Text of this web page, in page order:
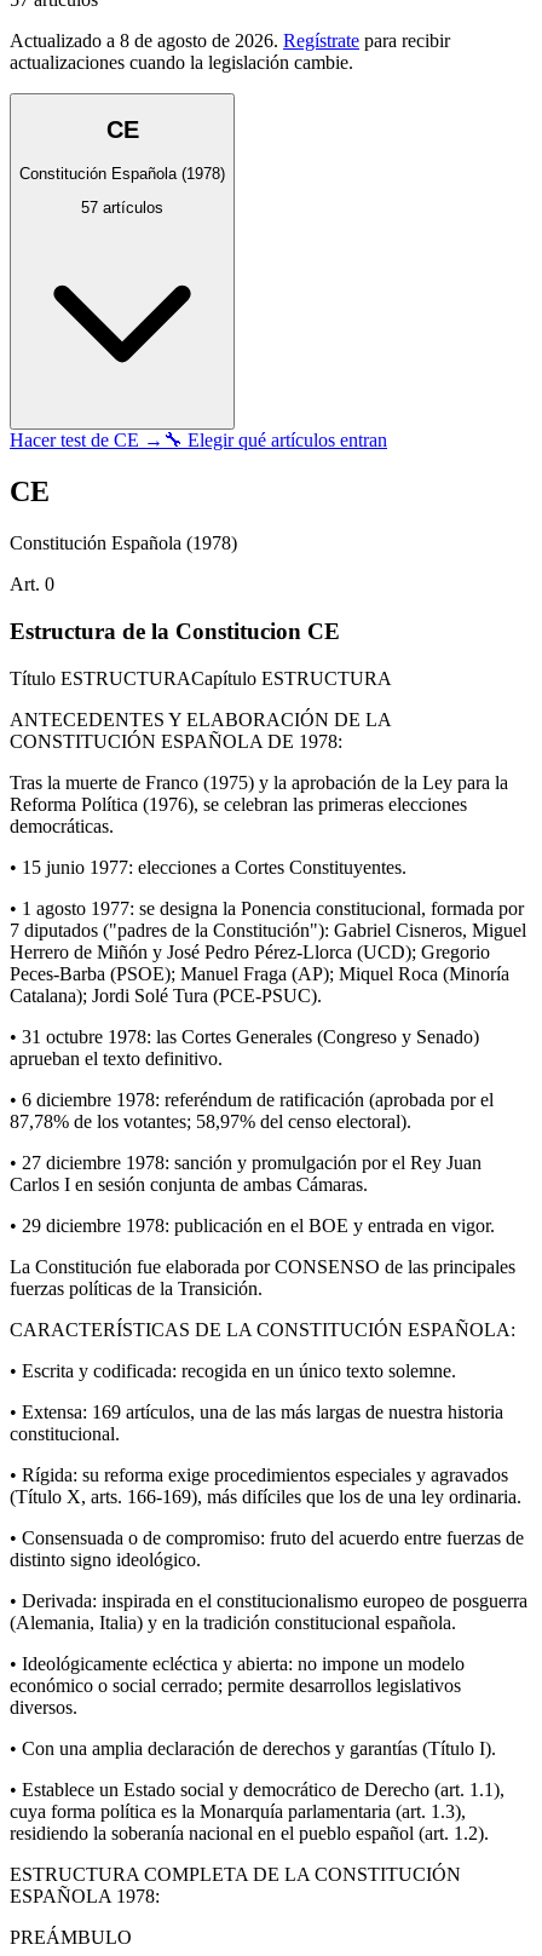
Actualizado a 8 de agosto de 2026. Regístrate para recibir
actualizaciones cuando la legislación cambie.
CE
Constitución Española (1978)
57 artículos
Hacer test de CE → 🔧 Elegir qué artículos entran
CE
Constitución Española (1978)
Art. 0
Estructura de la Constitucion CE
Título ESTRUCTURACapítulo ESTRUCTURA
ANTECEDENTES Y ELABORACIÓN DE LA
CONSTITUCIÓN ESPAÑOLA DE 1978:
Tras la muerte de Franco (1975) y la aprobación de la Ley para la
Reforma Política (1976), se celebran las primeras elecciones
democráticas.
• 15 junio 1977: elecciones a Cortes Constituyentes.
• 1 agosto 1977: se designa la Ponencia constitucional, formada por
7 diputados ("padres de la Constitución"): Gabriel Cisneros, Miguel
Herrero de Miñón y José Pedro Pérez-Llorca (UCD); Gregorio
Peces-Barba (PSOE); Manuel Fraga (AP); Miquel Roca (Minoría
Catalana); Jordi Solé Tura (PCE-PSUC).
• 31 octubre 1978: las Cortes Generales (Congreso y Senado)
aprueban el texto definitivo.
• 6 diciembre 1978: referéndum de ratificación (aprobada por el
87,78% de los votantes; 58,97% del censo electoral).
• 27 diciembre 1978: sanción y promulgación por el Rey Juan
Carlos I en sesión conjunta de ambas Cámaras.
• 29 diciembre 1978: publicación en el BOE y entrada en vigor.
La Constitución fue elaborada por CONSENSO de las principales
fuerzas políticas de la Transición.
CARACTERÍSTICAS DE LA CONSTITUCIÓN ESPAÑOLA:
• Escrita y codificada: recogida en un único texto solemne.
• Extensa: 169 artículos, una de las más largas de nuestra historia
constitucional.
• Rígida: su reforma exige procedimientos especiales y agravados
(Título X, arts. 166-169), más difíciles que los de una ley ordinaria.
• Consensuada o de compromiso: fruto del acuerdo entre fuerzas de
distinto signo ideológico.
• Derivada: inspirada en el constitucionalismo europeo de posguerra
(Alemania, Italia) y en la tradición constitucional española.
• Ideológicamente ecléctica y abierta: no impone un modelo
económico o social cerrado; permite desarrollos legislativos
diversos.
• Con una amplia declaración de derechos y garantías (Título I).
• Establece un Estado social y democrático de Derecho (art. 1.1),
cuya forma política es la Monarquía parlamentaria (art. 1.3),
residiendo la soberanía nacional en el pueblo español (art. 1.2).
ESTRUCTURA COMPLETA DE LA CONSTITUCIÓN
ESPAÑOLA 1978:
PREÁMBULO